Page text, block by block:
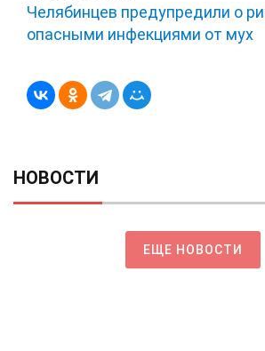
Челябинцев предупредили о
опасными инфекциями от мух
НОВОСТИ
ЕЩЕ НОВОСТИ